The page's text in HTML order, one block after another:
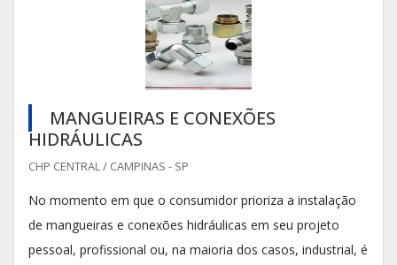
MANGUEIRAS E CONEXÕES
HIDRÁULICAS
CHP CENTRAL / CAMPINAS - SP
No momento em que o consumidor prioriza a instalação
de mangueiras e conexões hidráulicas em seu projeto
pessoal, profissional ou, na maioria dos casos, industrial, é